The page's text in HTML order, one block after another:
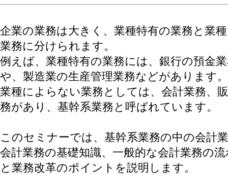
企業の業務は大きく、業種特有の業務と業
業務に分けられます。
例えば、業種特有の業務には、銀行の預金
や、製造業の生産管理業務などがあります。
業種によらない業務としては、会計業務、
務があり、基幹系業務と呼ばれています。
このセミナーでは、基幹系業務の中の会計
会計業務の基礎知識、一般的な会計業務の
と業務改革のポイントを説明します。